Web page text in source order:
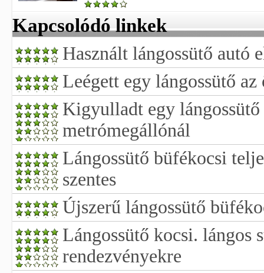
Kapcsolódó linkek
Használt lángossütő autó
Leégett egy lángossütő az
Kigyulladt egy
metrómegállónál
Lángossütő büfékocsi
szentes
Újszerű lángossütő
Lángossütő kocsi. lángos
rendezvényekre